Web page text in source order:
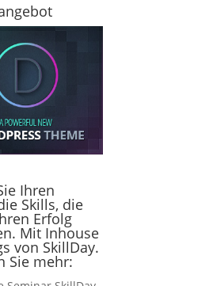
Ihren
Skills, die
Erfolg
Mit Inhouse
von SkillDay.
Sie mehr: